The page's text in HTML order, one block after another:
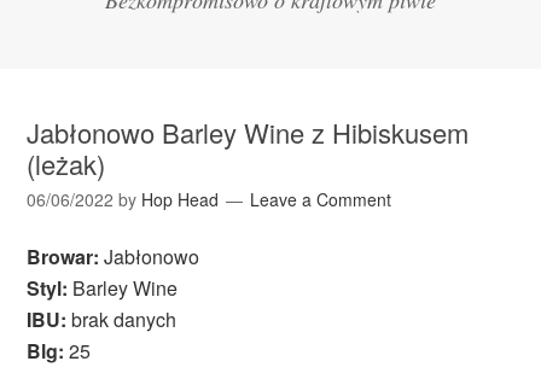
Jabłonowo Barley Wine z Hibiskusem
(leżak)
06/06/2022 by Hop Head Leave a Comment
Browar: Jabłonowo
Styl: Barley Wine
IBU: brak danych
Blg: 25